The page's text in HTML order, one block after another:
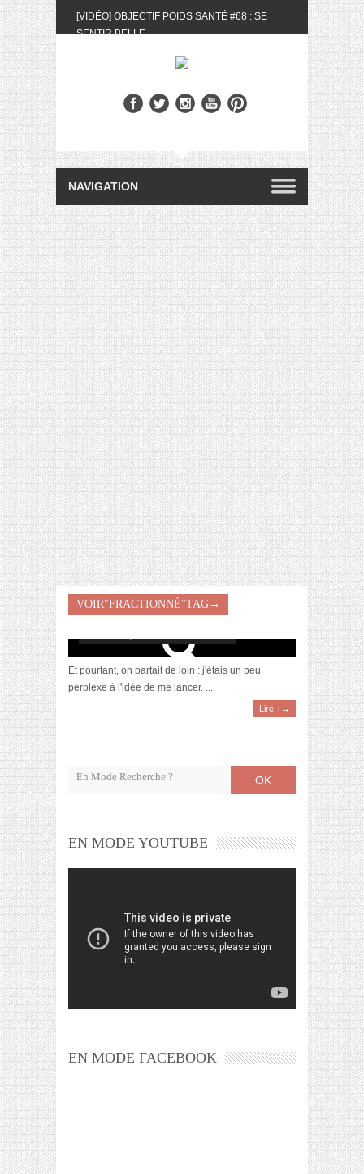
[VIDÉO] OBJECTIF POIDS SANTÉ #68 : SE
SENTIR BELLE
BIOTYFULL BOX DU MOIS DE MAI 2024 FEAT.
[VIDÉO] QUITOQUE #10 : MEAL PREP &
CONVIVIALITÉ
[VIDÉO] UNBOXING : LES MY LITTLE &
BIOTYFULL BOX DU MOIS D’AVRIL 2024
FEAT. AKILA
[VIDÉO] OBJECTIF POIDS SANTÉ #67 : L’AVIS
DES AUTRES, CE N’EST QUE LA VIE DES
AUTRES
[VIDÉO] UNBOXING : LES MY LITTLE &
BIOTYFULL BOX DES MOIS DE FÉVRIER ET
MARS 2024 FEAT. AKILA
[VIDÉO] LA SÉLECTION DU MOIS
#JANVIER2024
[VIDÉO] HELLOFRESH #34 : IDÉES
RECETTES RISOTTO
VOIR"FRACTIONNÉ"TAG→
Le fractionné pour les nuls
Et pourtant, on partait de loin : j'étais un peu
perplexe à l'idée de me lancer. ...
Lire +→
OK
EN MODE YOUTUBE
EN MODE FACEBOOK